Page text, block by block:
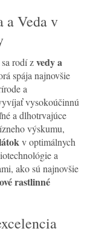
a Veda v
rodí zvedy a
spája najnovšie
a
vysokoúčinnú
a dlhotrvajúce
výskumu,
v optimálnych
a
ako sú najnovšie
rastlinné